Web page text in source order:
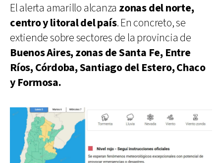
El alerta amarillo alcanza zonas del norte,
centro y litoral del país. En concreto, se
extiende sobre sectores de la provincia de
Buenos Aires, zonas de Santa Fe, Entre
Ríos, Córdoba, Santiago del Estero, Chaco
y Formosa.